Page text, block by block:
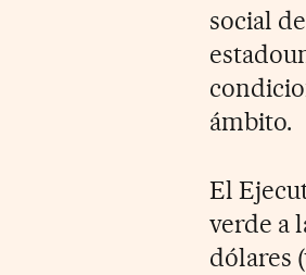
social
ámbito.
El
verde a
dólares